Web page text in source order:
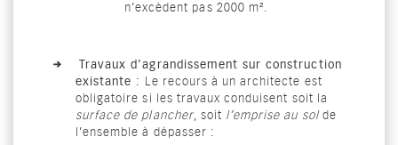
n’excèdent pas 2000 m².
Travaux d’agrandissement sur construction
existante : Le recours à un architecte est
obligatoire si les travaux conduisent soit la
surface de plancher, soit l’emprise au solde
l’ensemble à dépasser :